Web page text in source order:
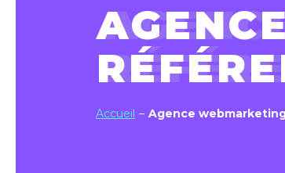
Accueil Agence